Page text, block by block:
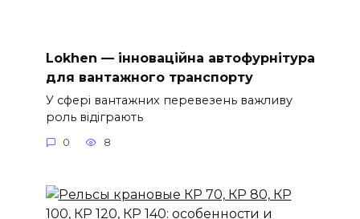
Lokhen — інноваційна автофурнітура
для вантажного транспорту
У сфері вантажних перевезень важливу
роль відіграють
0 8